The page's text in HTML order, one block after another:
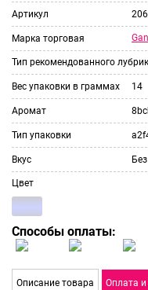
Артикул
Марка торговая
Тип рекомендованного
Вес упаковки в граммах 14
Аромат
Тип упаковки
Вкус
Цвет
Способы оплаты:
Описание товара Оплата и